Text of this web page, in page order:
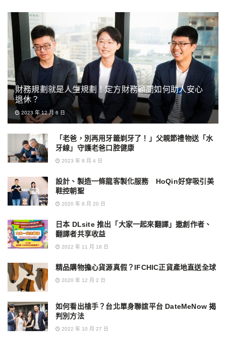
財務規劃就是人生規劃！定方財務顧問如何助人安心
退休？
2023 年 12 月 6 日
「老爸，別再用牙籤剃牙了！」父親節禮物送「水
牙線」守護老爸口腔健康
2023 年 8 月 4 日
設計、製造一條龍客製化服務 HoQin好穿吸引美
鞋控朝聖
2020 年 8 月 20 日
日本 DLsite 推出「大家一起來翻譯」邀創作者、
翻譯者共享收益
2022 年 11 月 18 日
精品購物擔心貨源真假？IFCHIC正貨產地直送全球
2020 年 12 月 2 日
如何看出槍手？台北單身聯誼平台 DateMeNow 揭
判別方法
2022 年 10 月 27 日